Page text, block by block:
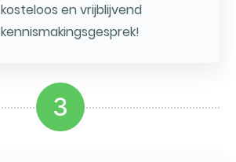
kosteloos en vrijblijvend
kennismakingsgesprek!
3